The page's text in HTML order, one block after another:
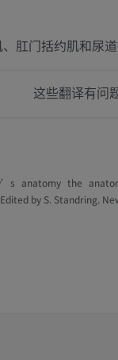
肛门括约肌和尿道
这些翻译有问
anatomy the
by S. Standring.